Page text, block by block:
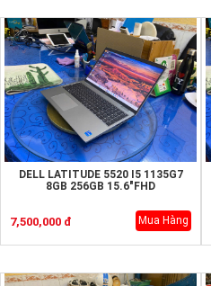
DELL LATITUDE 5520 I5 1135G7
8GB 256GB 15.6"FHD
7,500,000 đ Mua Hàng